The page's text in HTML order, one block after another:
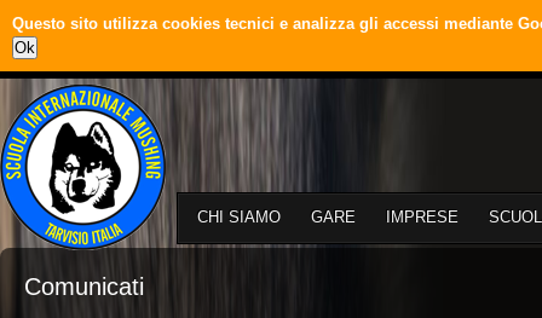
CHI SIAMO GARE IMPRESE
Comunicati
Questo sito utilizza cookies tecnici e analizza gli accessi mediante
Ok